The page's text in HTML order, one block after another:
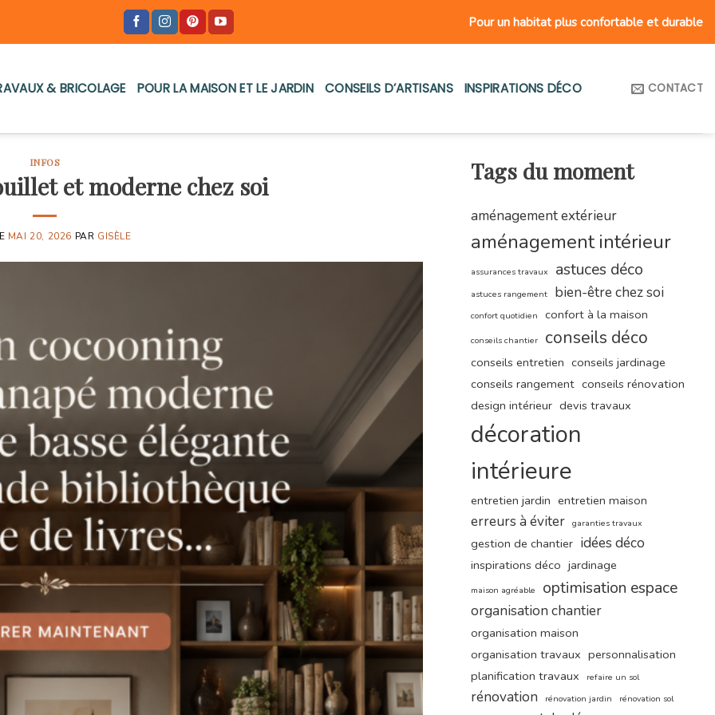
Pour un habitat plus confortable et durable
& BRICOLAGE POUR LA MAISON ET LE JARDIN CONSEILS D’ARTISANS INSPIRATIONS DÉCO CONTACT
INFOS
et moderne chez soi
MAI 20, 2026 PAR GISÈLE
Tags du moment
aménagement extérieur
aménagement intérieur
assurances travaux astuces déco
astuces rangement bien-être chez soi
confort quotidien confort à la maison
conseils chantier conseils déco
conseils entretien conseils jardinage
conseils rangement conseils rénovation
design intérieur devis travaux
décoration
intérieure
entretien jardin entretien maison
erreurs à éviter garanties travaux
gestion de chantier idées déco
inspirations déco jardinage
maison agréable optimisation espace
organisation chantier
organisation maison
organisation travaux personnalisation
planification travaux
refaire un sol
rénovation rénovation jardin
rénovation sol